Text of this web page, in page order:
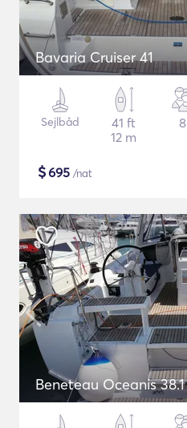
Bavaria Cruiser 41
Sejlbåd
41 ft
12 m
8
$695 /nat
Beneteau Oceanis 38.1